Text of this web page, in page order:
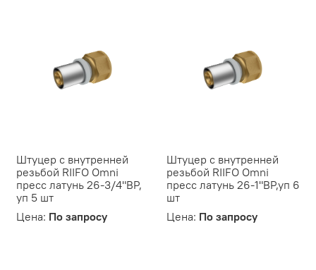
Штуцер с внутренней
резьбой RIIFO Omni
пресс латунь 26-3/4"ВР,
уп 5 шт
Цена: По запросу
Штуцер с внутренней
резьбой RIIFO Omni
пресс латунь 26-1"ВР,уп 6
шт
Цена: По запросу